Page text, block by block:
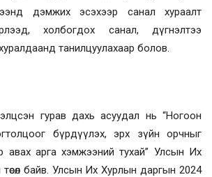
дэмжих эсэхээр санал хураалт
холбогдох санал, дүгнэлтээ
танилцуулахаар болов.
гурав дахь асуудал нь “Ногоон
бүрдүүлэх, эрх зүйн орчныг
авах арга хэмжээний тухай” Улсын Их
байв. Улсын Их Хурлын даргын 2024